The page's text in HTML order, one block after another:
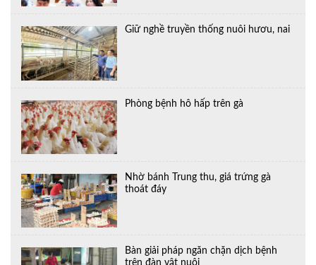
Giữ nghề truyền thống nuôi hươu, nai
Phòng bệnh hô hấp trên gà
Nhờ bánh Trung thu, giá trứng gà
thoát đáy
Bàn giải pháp ngăn chặn dịch bệnh